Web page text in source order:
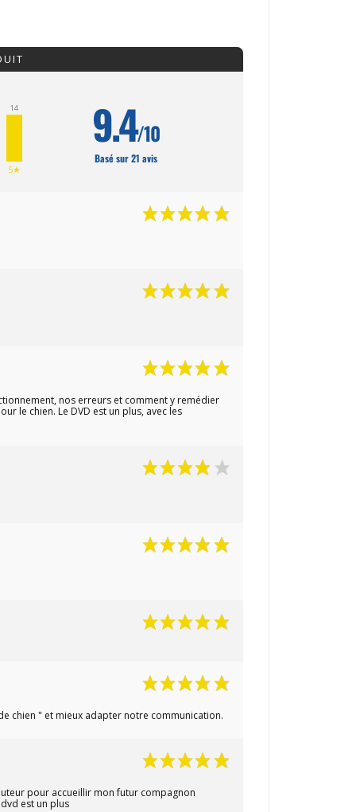
14
5★
9.4/10
Basé sur 21 avis
nos erreurs et comment y remédier
le chien. Le DVD est un plus, avec les
chien " et mieux adapter notre communication.
pour accueillir mon futur compagnon
est un plus